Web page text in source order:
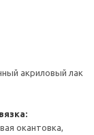
акриловый лак
окантовка,